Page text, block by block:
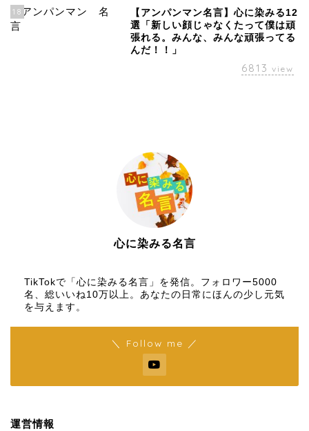
18
【アンパンマン名言】心に染みる12
選「新しい顔じゃなくたって僕は頑
張れる。みんな、みんな頑張ってる
んだ！！」
6813 view
心に染みる名言
TikTokで「心に染みる名言」を発信。フォロワー5000
名、総いいね10万以上。あなたの日常にほんの少し元気
を与えます。
＼ Follow me ／
運営情報